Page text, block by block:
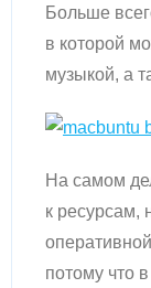
Больше
в которой
музыкой, а
На самом
к ресурсам,
потому что